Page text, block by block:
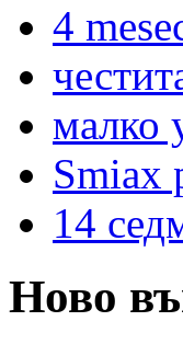
4
малко
Smiax
14
Ново